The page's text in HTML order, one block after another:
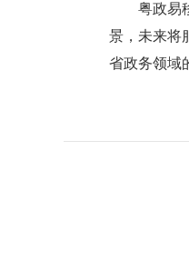
粤政易移
景，未来将
省政务领域